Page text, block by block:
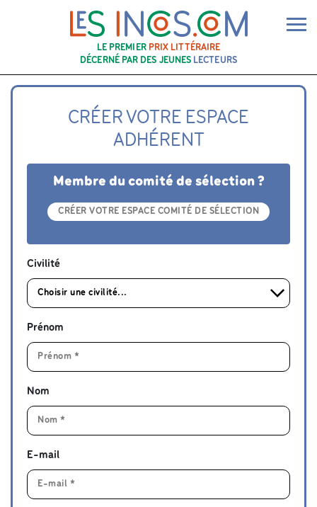
LE PREMIER PRIX LITTÉRAIRE
DÉCERNÉ PAR DES JEUNES LECTEURS
CRÉER VOTRE ESPACE
ADHÉRENT
Membre du comité de sélection ?
CRÉER VOTRE ESPACE COMITÉ DE SÉLECTION
Civilité
Prénom
Nom
E-mail